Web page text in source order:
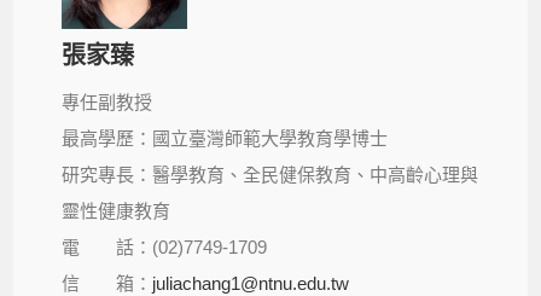
張家臻
專任副教授
最高學歷：國立臺灣師範大學教育學博士
研究專長：醫學教育、全民健保教育、中高齡心理與
靈性健康教育
電 話：(02)7749-1709
信 箱： juliachang1@ntnu.edu.tw